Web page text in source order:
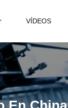
VÍDEOS